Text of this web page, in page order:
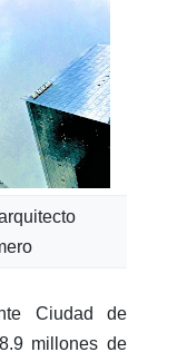
Ciudad de
millones de